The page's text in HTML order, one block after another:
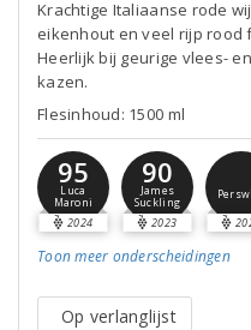
Krachtige Italiaanse rode
eikenhout en veel rijp rood
Heerlijk bij geurige vlees-
kazen.
Flesinhoud: 1500 ml
95
Luca
Maroni
2024
90
James
Suckling
2023
Toon meer onderscheidingen
Op verlanglijst